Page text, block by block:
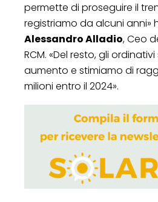
permette di proseguire il
registriamo da alcuni anni»
Alessandro Alladio, Ceo
RCM. «Del resto, gli
aumento e stimiamo di
milioni entro il 2024».